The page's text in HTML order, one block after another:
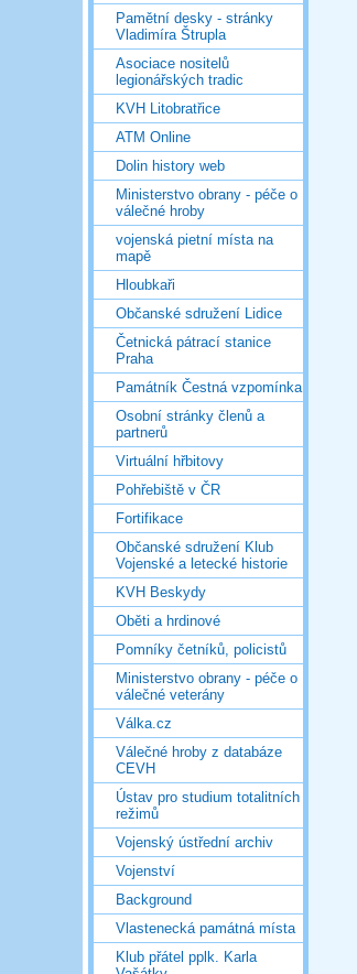
Pamětní desky - stránky
Vladimíra Štrupla
Asociace nositelů
legionářských tradic
KVH Litobratřice
ATM Online
Dolin history web
Ministerstvo obrany - péče o
válečné hroby
vojenská pietní místa na
mapě
Hloubkaři
Občanské sdružení Lidice
Četnická pátrací stanice
Praha
Památník Čestná vzpomínka
Osobní stránky členů a
partnerů
Virtuální hřbitovy
Pohřebiště v ČR
Fortifikace
Občanské sdružení Klub
Vojenské a letecké historie
KVH Beskydy
Oběti a hrdinové
Pomníky četníků, policistů
Ministerstvo obrany - péče o
válečné veterány
Válka.cz
Válečné hroby z databáze
CEVH
Ústav pro studium totalitních
režimů
Vojenský ústřední archiv
Vojenství
Background
Vlastenecká památná místa
Klub přátel pplk. Karla